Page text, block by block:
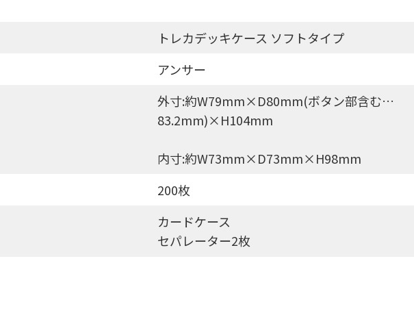
トレカデッキケース ソフトタイプ
アンサー
外寸:約W79mm×D80mm(ボタン部含む…
83.2mm)×H104mm
内寸:約W73mm×D73mm×H98mm
200枚
カードケース
セパレーター2枚